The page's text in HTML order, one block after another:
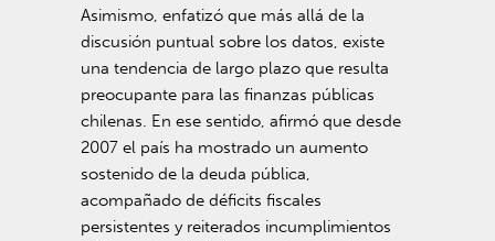
Asimismo, enfatizó que más allá de la
discusión puntual sobre los datos, existe
una tendencia de largo plazo que resulta
preocupante para las finanzas públicas
chilenas. En ese sentido, afirmó que desde
2007 el país ha mostrado un aumento
sostenido de la deuda pública,
acompañado de déficits fiscales
persistentes y reiterados incumplimientos